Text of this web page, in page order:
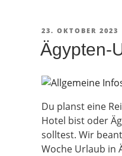
und
Touristenfallen“
VERÖFFENTLICHT
AM
23. OKTOBER 2023
Ägypten-
Du planst eine
Hotel bist oder
solltest. Wir
Woche Urlaub in